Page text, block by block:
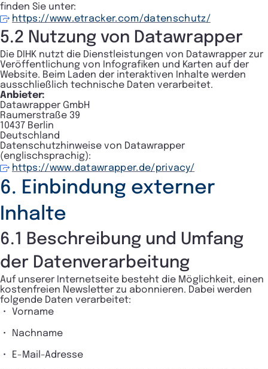
finden Sie unter:
https://www.etracker.com/datenschutz/
5.2 Nutzung von Datawrapper
Die DIHK nutzt die Dienstleistungen von Datawrapper zur
Veröffentlichung von Infografiken und Karten auf der
Website. Beim Laden der interaktiven Inhalte werden
ausschließlich technische Daten verarbeitet.
Anbieter:
Datawrapper GmbH
Raumerstraße 39
10437 Berlin
Deutschland
Datenschutzhinweise von Datawrapper
(englischsprachig):
https://www.datawrapper.de/privacy/
6. Einbindung externer
Inhalte
6.1 Beschreibung und Umfang
der Datenverarbeitung
Auf unserer Internetseite besteht die Möglichkeit, einen
kostenfreien Newsletter zu abonnieren. Dabei werden
folgende Daten verarbeitet:
Vorname
Nachname
E-Mail-Adresse